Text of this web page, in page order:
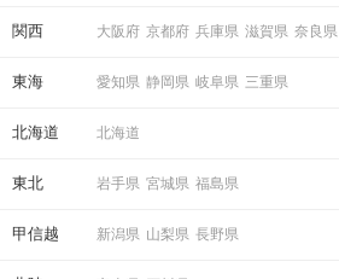
関西 大阪府 京都府 兵庫県 滋賀県 奈良県
東海 愛知県 静岡県 岐阜県 三重県
北海道 北海道
東北 岩手県 宮城県 福島県
甲信越 新潟県 山梨県 長野県